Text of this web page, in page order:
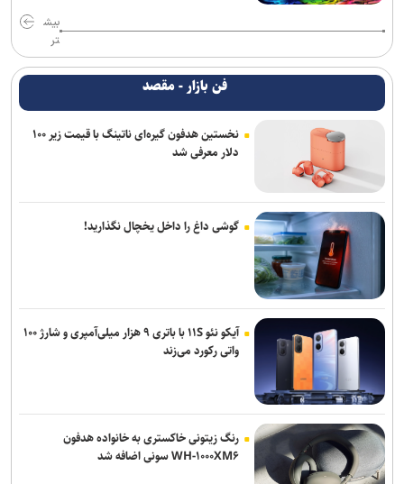
بیش
تر
فن بازار - مقصد
نخستین هدفون گیره‌ای ناتینگ با قیمت زیر ۱۰۰
دلار معرفی شد
گوشی داغ را داخل یخچال نگذارید!
آیکو نئو ۱۱S با باتری ۹ هزار میلی‌آمپری و شارژ ۱۰۰
واتی رکورد می‌زند
رنگ زیتونی خاکستری به خانواده هدفون
WH-۱۰۰۰XM۶ سونی اضافه شد